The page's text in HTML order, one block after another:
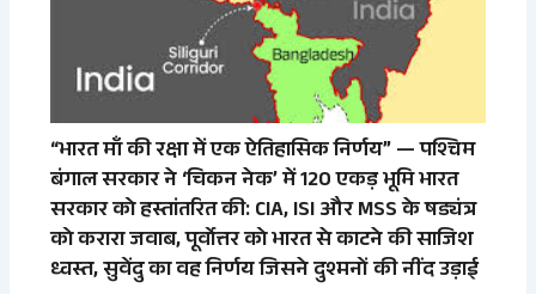
“भारत माँ की रक्षा में एक ऐतिहासिक निर्णय” — पश्चिम
बंगाल सरकार ने ‘चिकन नेक’ में 120 एकड़ भूमि भारत
सरकार को हस्तांतरित की: CIA, ISI और MSS के षड्यंत्र
को करारा जवाब, पूर्वोत्तर को भारत से काटने की साजिश
ध्वस्त, सुवेंदु का वह निर्णय जिसने दुश्मनों की नींद उड़ाई